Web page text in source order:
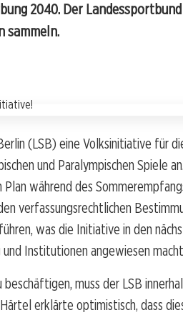
2040. Der
sammeln.
(LSB) eine Volksinitiative für
und Paralympischen Spiele
während des
verfassungsrechtlichen
was die Initiative in den
Institutionen angewiesen
muss der LSB
erklärte optimistisch, dass